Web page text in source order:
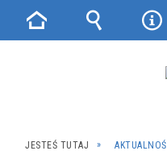
JESTEŚ TUTAJ
Strona